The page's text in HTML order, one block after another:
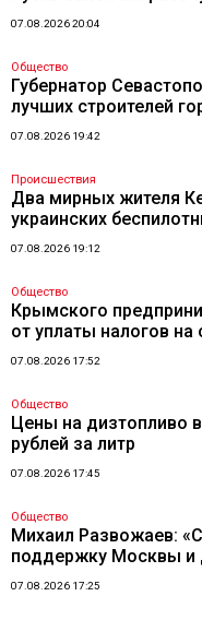
07.08.2026 20:04
Общество
Губернатор
лучших строителей
07.08.2026 19:42
Происшествия
Два мирных жителя
украинских
07.08.2026 19:12
Общество
Крымского
от уплаты налогов
07.08.2026 17:52
Общество
Цены на дизтопливо
рублей за литр
07.08.2026 17:45
Общество
Михаил Развожаев:
поддержку Москвы и
07.08.2026 17:25